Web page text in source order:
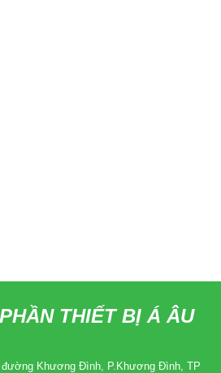
THIẾT BỊ Á ÂU
đường Khương Đình, P.Khương Đình, TP